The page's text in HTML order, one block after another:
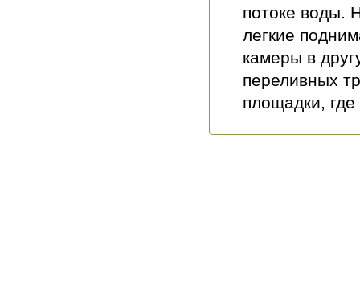
потоке воды.
легкие
камеры в
переливных
площадки,